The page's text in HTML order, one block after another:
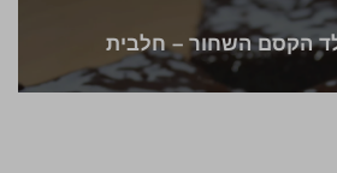
הקסם השחור – חלבית